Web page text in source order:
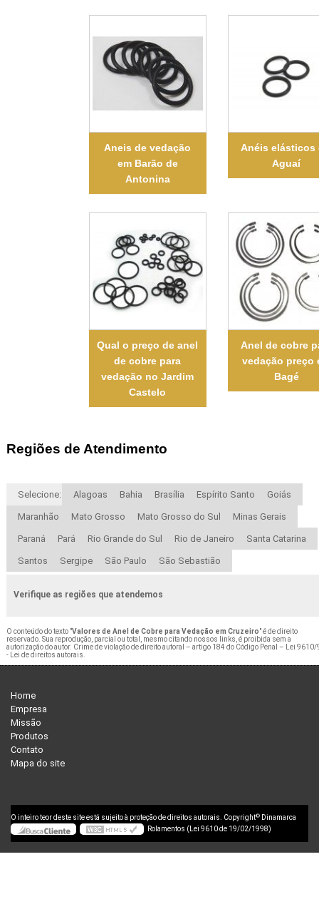
Aneis de vedação
em Barão de
Antonina
Anéis elásticos
Aguaí
Qual o preço de anel
de cobre para
vedação no Jardim
Castelo
Anel de cobre
vedação preço
Bagé
Regiões de Atendimento
Selecione: Alagoas Bahia Brasília Espírito Santo Goiás
Maranhão Mato Grosso Mato Grosso do Sul Minas Gerais
Paraná Pará Rio Grande do Sul Rio de Janeiro Santa Catarina
Santos Sergipe São Paulo São Sebastião
Verifique as regiões que atendemos
O conteúdo do texto "Valores de Anel de Cobre para Vedação em Cruzeiro" é de direito
reservado. Sua reprodução, parcial ou total, mesmo citando nossos links, é proibida sem a
autorização do autor. Crime de violação de direito autoral – artigo 184 do Código Penal – Lei 9610/
- Lei de direitos autorais.
Home
Empresa
Missão
Produtos
Contato
Mapa do site
O inteiro teor deste site está sujeito à proteção de direitos autorais. Copyright© Dinamarca
Rolamentos (Lei 9610 de 19/02/1998)